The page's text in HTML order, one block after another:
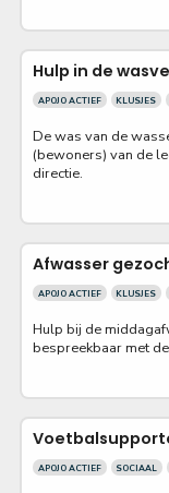
Hulp in de
APOJO ACTIEF KLUSJES
De was van de
(bewoners) van de
directie.
Afwasser
APOJO ACTIEF KLUSJES
Hulp bij de
bespreekbaar met
APOJO ACTIEF SOCIAAL